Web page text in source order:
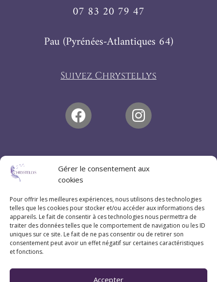
Gérer le consentement aux
cookies
Pour offrir les meilleures expériences, nous utilisons des technologies
telles que les cookies pour stocker et/ou accéder aux informations des
appareils. Le fait de consentir à ces technologies nous permettra de
traiter des données telles que le comportement de navigation ou les ID
uniques sur ce site. Le fait de ne pas consentir ou de retirer son
consentement peut avoir un effet négatif sur certaines caractéristiques
et fonctions.
Accepter
07 83 20 79 47
Pau (Pyrénées-Atlantiques 64)
Suivez Chrystellys